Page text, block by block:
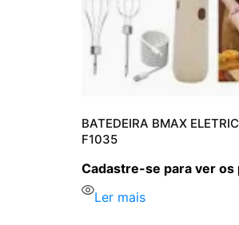
BATEDEIRA BMAX
F1035
Cadastre-se para ver os
Ler mais